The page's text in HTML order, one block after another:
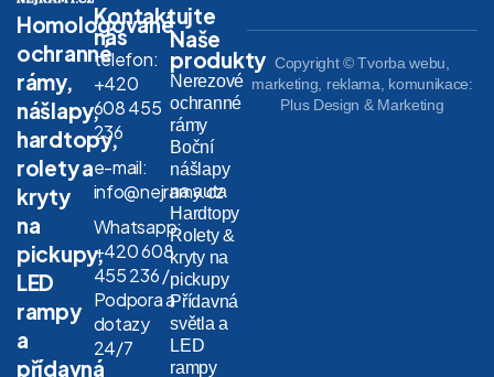
Homologované
ochranné
rámy,
nášlapy,
hardtopy,
rolety a
kryty
na
pickupy,
LED
rampy
a
přídavná
Kontaktujte
nás
telefon:
+420
608 455
236
e-mail:
info@nejramy.cz
Whatsapp:
+420 608
455 236 /
Podpora a
dotazy
24/7
Naše
produkty
Nerezové
ochranné
rámy
Boční
nášlapy
na auta
Hardtopy
Rolety &
kryty na
pickupy
Přídavná
světla a
LED
rampy
Copyright © Tvorba webu,
marketing, reklama, komunikace:
Plus Design & Marketing